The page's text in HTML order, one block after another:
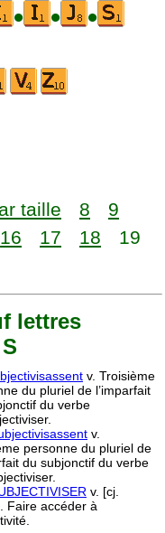
• • •
taille 8
9
16 17 18
19
lettres
v. Troisième
du pluriel de l’imparfait
du verbe
v.
personne du pluriel de
du subjonctif du verbe
v. [cj.
Faire accéder à